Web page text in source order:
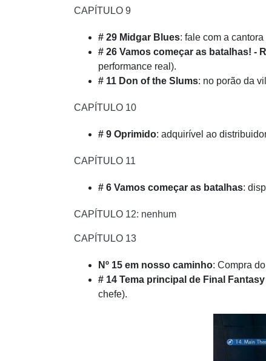
CAPÍTULO 9
# 29 Midgar Blues: fale com a
# 26 Vamos começar as batalhas! -
performance real).
# 11 Don of the Slums: no porão da
CAPÍTULO 10
# 9 Oprimido: adquirível ao
CAPÍTULO 11
# 6 Vamos começar as batalhas:
CAPÍTULO 12: nenhum
CAPÍTULO 13
Nº 15 em nosso caminho: Compra
# 14 Tema principal de Final Fantasy
chefe).